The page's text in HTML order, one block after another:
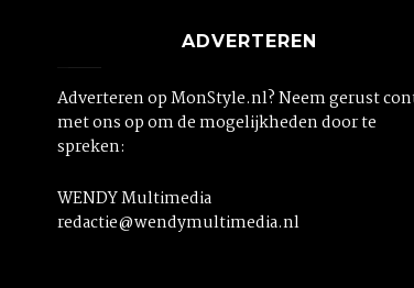
ADVERTEREN
Adverteren op MonStyle.nl? Neem gerust
met ons op om de mogelijkheden door te
spreken:
WENDY Multimedia
redactie@wendymultimedia.nl